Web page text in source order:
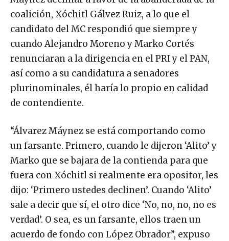
coalición, Xóchitl Gálvez Ruiz, a lo que el
candidato del MC respondió que siempre y
cuando Alejandro Moreno y Marko Cortés
renunciaran a la dirigencia en el PRI y el PAN,
así como a su candidatura a senadores
plurinominales, él haría lo propio en calidad
de contendiente.
“Álvarez Máynez se está comportando como
un farsante. Primero, cuando le dijeron ‘Alito’ y
Marko que se bajara de la contienda para que
fuera con Xóchitl si realmente era opositor, les
dijo: ‘Primero ustedes declinen’. Cuando ‘Alito’
sale a decir que sí, el otro dice ‘No, no, no, no es
verdad’. O sea, es un farsante, ellos traen un
acuerdo de fondo con López Obrador”, expuso